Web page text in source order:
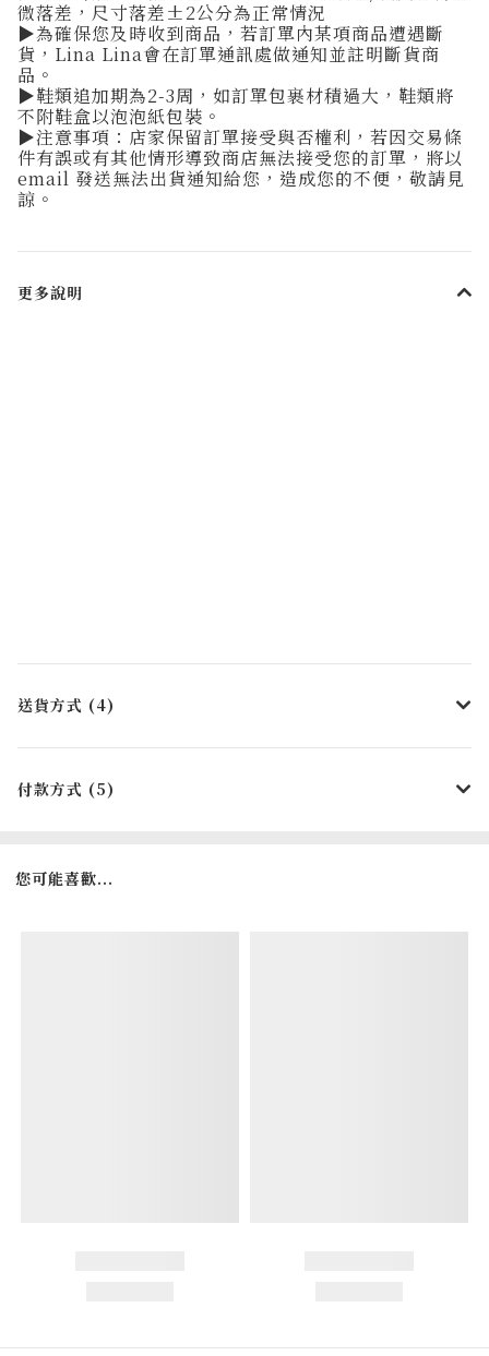
微落差，尺寸落差±2公分為正常情況
▶為確保您及時收到商品，若訂單內某項商品遭遇斷
貨，Lina Lina會在訂單通訊處做通知並註明斷貨商
品。
▶鞋類追加期為2-3周，如訂單包裹材積過大，鞋類將
不附鞋盒以泡泡紙包裝。
▶注意事項：店家保留訂單接受與否權利，若因交易條
件有誤或有其他情形導致商店無法接受您的訂單，將以
email 發送無法出貨通知給您，造成您的不便，敬請見
諒。
更多說明
送貨方式 (4)
付款方式 (5)
您可能喜歡...